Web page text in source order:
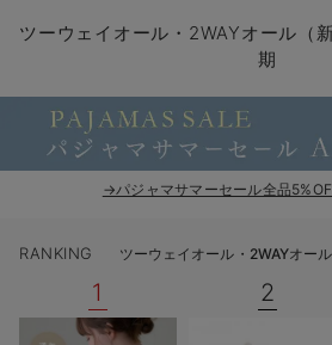
ツーウェイオール・2WAYオール（新生児）
ベビー ブルマ
ベビー スカート
ベビー アウター
ベビー セットアップ
ベビー 雑貨 小物
ベビー安全グッズ
メモリアルグッズ
授乳・調乳・お食事
ベビーの動物なりきり特集
ベビー 夏のお役立ちグッズ特集
袴ロンパース特集
【アウトレット】パジャマ
【アウトレット】インナー
コットン素材
冷房対策
Tシャツブラ
ブラトップ
ツーウェイオール・2WAYオール（
期
→パジャマサマーセール全品
RANKING ツーウェイオール・2WAYオー
1 2